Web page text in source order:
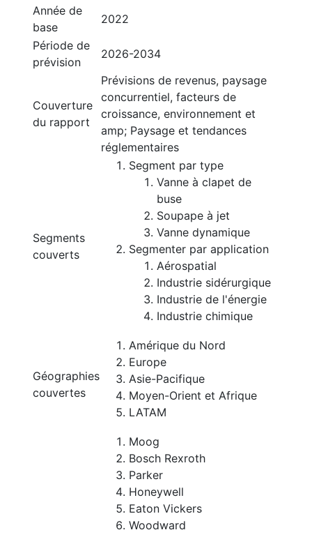
Année de
base
2022
Période de
prévision
2026-2034
Couverture
du rapport
Prévisions de revenus, paysage
concurrentiel, facteurs de
croissance, environnement et
amp; Paysage et tendances
réglementaires
Segments
couverts
Segment par type
Vanne à clapet de
buse
Soupape à jet
Vanne dynamique
Segmenter par application
Aérospatial
Industrie sidérurgique
Industrie de l'énergie
Industrie chimique
Géographies
couvertes
Amérique du Nord
Europe
Asie-Pacifique
Moyen-Orient et Afrique
LATAM
Moog
Bosch Rexroth
Parker
Honeywell
Eaton Vickers
Woodward